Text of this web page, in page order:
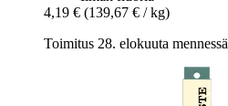
4,19 € (139,67 € / kg)
Toimitus 28. elokuuta mennessä